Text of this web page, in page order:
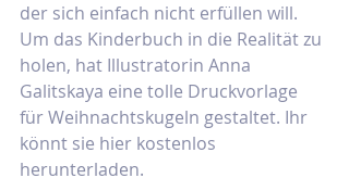
der sich einfach nicht erfüllen will.
Um das Kinderbuch in die Realität zu
holen, hat Illustratorin Anna
Galitskaya eine tolle Druckvorlage
für Weihnachtskugeln gestaltet. Ihr
könnt sie hier kostenlos
herunterladen.